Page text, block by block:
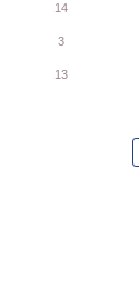
14
3
13